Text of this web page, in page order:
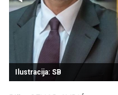
Ilustracija: SB